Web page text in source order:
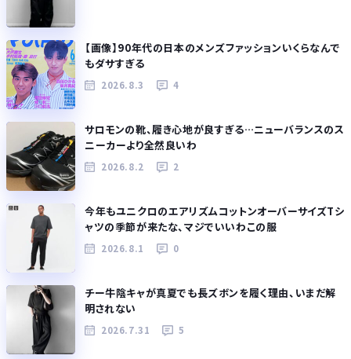
【画像】90年代の日本のメンズファッションいくらなんで
もダサすぎる
2026.8.3 4
サロモンの靴、履き心地が良すぎる…ニューバランスのス
ニーカーより全然良いわ
2026.8.2 2
今年もユニクロのエアリズムコットンオーバーサイズTシ
ャツの季節が来たな、マジでいいわこの服
2026.8.1 0
チー牛陰キャが真夏でも長ズボンを履く理由、いまだ解
明されない
2026.7.31 5